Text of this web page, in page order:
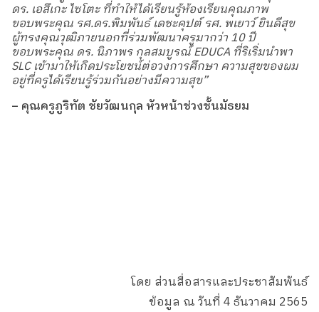
ดร. เอสึเกะ ไซโตะ ที่ทำให้ได้เรียนรู้ห้องเรียนคุณภาพ
ขอบพระคุณ รศ.ดร.พิมพันธ์ เดชะคุปต์ รศ. พเยาว์ ยินดีสุข
ผู้ทรงคุณวุฒิภายนอกที่ร่วมพัฒนาครูมากว่า 10 ปี
ขอบพระคุณ ดร. นิภาพร กุลสมบูรณ์ EDUCA ที่ริเริ่มนำพา
SLC เข้ามาให้เกิดประโยชน์ต่อวงการศึกษา ความสุขของผม
อยู่ที่ครูได้เรียนรู้ร่วมกันอย่างมีความสุข”
– คุณครูภูริทัต ชัยวัฒนกุล หัวหน้าช่วงชั้นมัธยม
โดย ส่วนสื่อสารและประชาสัมพันธ์
ข้อมูล ณ วันที่ 4 ธันวาคม 2565